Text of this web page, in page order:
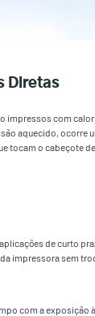
Diretas
impressos com
aquecido, ocorre
tocam o cabeçote
de curto
impressora sem
com a exposição